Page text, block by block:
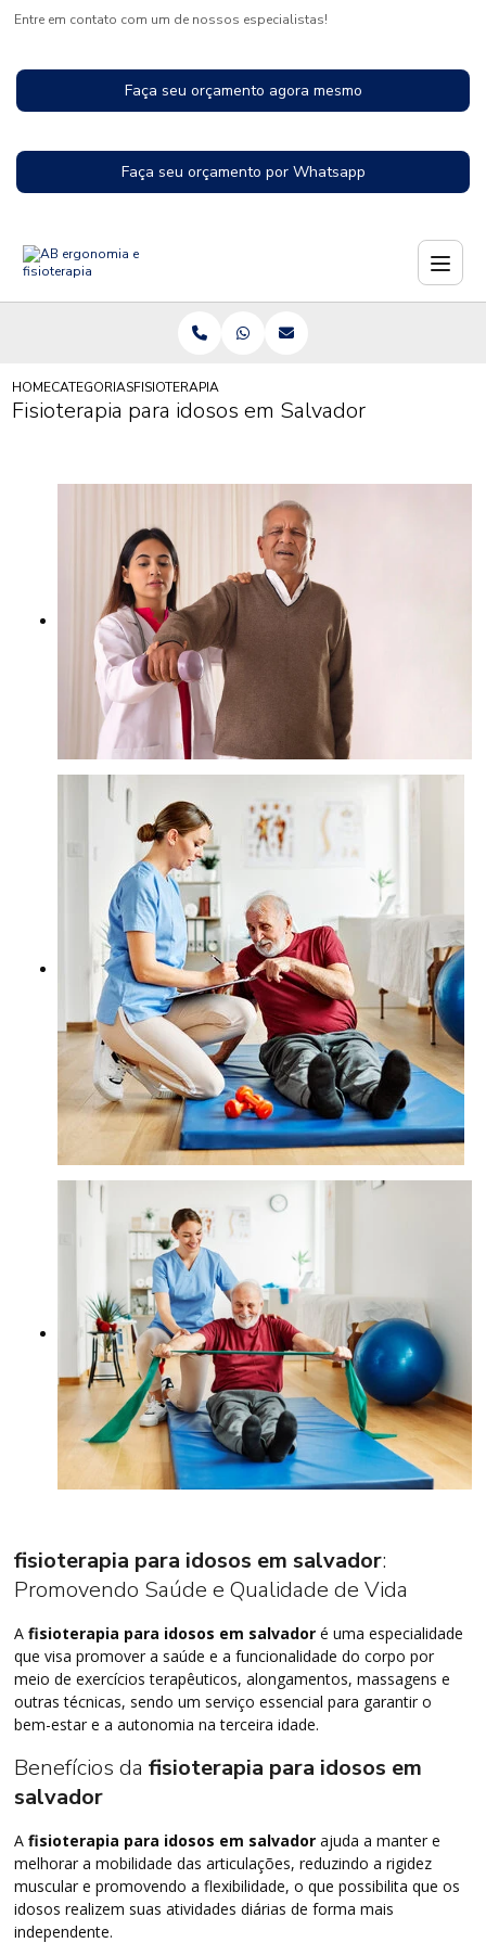
Entre em contato com um de nossos especialistas!
Faça seu orçamento agora mesmo
Faça seu orçamento por Whatsapp
HOMECATEGORIASFISIOTERAPIA PARA IDOSOS EM SALVADOR
Fisioterapia para idosos em Salvador
fisioterapia para idosos em salvador:
Promovendo Saúde e Qualidade de Vida
Afisioterapia para idosos em salvador é uma especialidade
que visa promover a saúde e a funcionalidade do corpo por
meio de exercícios terapêuticos, alongamentos, massagens e
outras técnicas, sendo um serviço essencial para garantir o
bem-estar e a autonomia na terceira idade.
Benefícios dafisioterapia para idosos em
salvador
Afisioterapia para idosos em salvador ajuda a manter e
melhorar a mobilidade das articulações, reduzindo a rigidez
muscular e promovendo a flexibilidade, o que possibilita que os
idosos realizem suas atividades diárias de forma mais
independente.